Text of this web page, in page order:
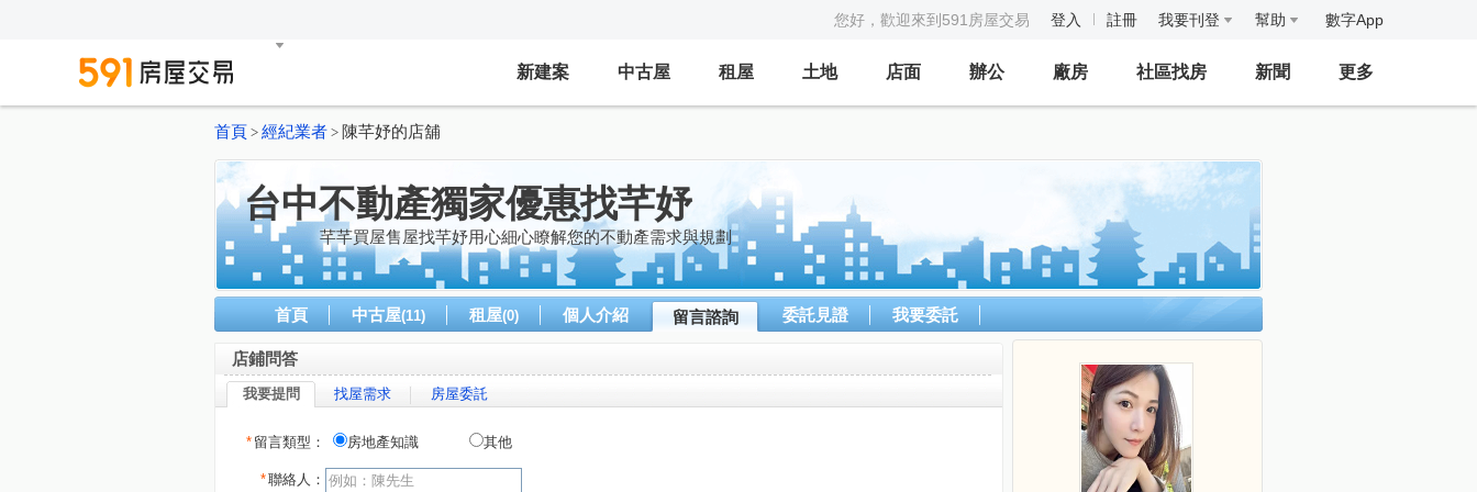
您好，歡迎來到591房屋交易 登入 註冊 我要刊登 幫助 數字App
新建案 中古屋 租屋 土地 店面 辦公 廠房 社區找房 新聞 更多
首頁 > 經紀業者 > 陳芊妤的店舖
台中不動產獨家優惠找芊妤
芊芊買屋售屋找芊妤用心細心瞭解您的不動產需求與規劃
首頁 中古屋(11) 租屋(0) 個人介紹 留言諮詢 委託見證 我要委託
店鋪問答
我要提問 找屋需求 房屋委託
* 留言類型： 房地產知識 其他
*聯絡人：